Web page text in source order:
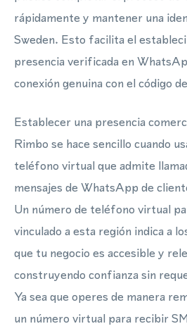
rápidamente y mantener una
Sweden. Esto facilita el
presencia verificada en
conexión genuina con el código
Establecer una presencia
Rimbo se hace sencillo cuando
teléfono virtual que admite
mensajes de WhatsApp de
Un número de teléfono virtual
vinculado a esta región indica a
que tu negocio es accesible y
construyendo confianza sin
Ya sea que operes de manera
un número virtual para recibir